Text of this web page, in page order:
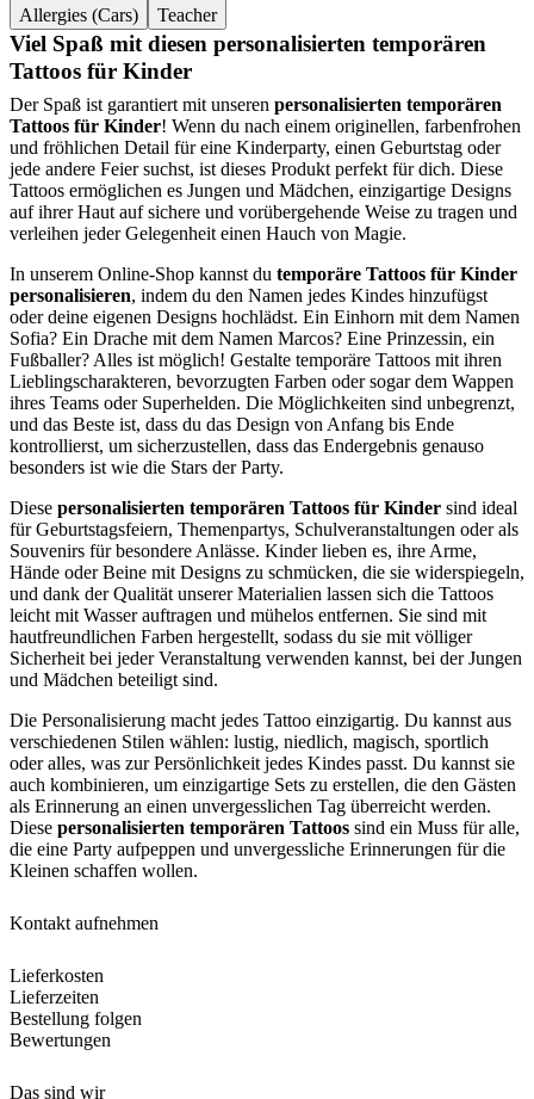
Allergies (Cars) Teacher
Viel Spaß mit diesen personalisierten temporären
Tattoos für Kinder
Der Spaß ist garantiert mit unseren personalisierten temporären
Tattoos für Kinder! Wenn du nach einem originellen, farbenfrohen
und fröhlichen Detail für eine Kinderparty, einen Geburtstag oder
jede andere Feier suchst, ist dieses Produkt perfekt für dich. Diese
Tattoos ermöglichen es Jungen und Mädchen, einzigartige Designs
auf ihrer Haut auf sichere und vorübergehende Weise zu tragen und
verleihen jeder Gelegenheit einen Hauch von Magie.
In unserem Online-Shop kannst du temporäre Tattoos für Kinder
personalisieren, indem du den Namen jedes Kindes hinzufügst
oder deine eigenen Designs hochlädst. Ein Einhorn mit dem Namen
Sofia? Ein Drache mit dem Namen Marcos? Eine Prinzessin, ein
Fußballer? Alles ist möglich! Gestalte temporäre Tattoos mit ihren
Lieblingscharakteren, bevorzugten Farben oder sogar dem Wappen
ihres Teams oder Superhelden. Die Möglichkeiten sind unbegrenzt,
und das Beste ist, dass du das Design von Anfang bis Ende
kontrollierst, um sicherzustellen, dass das Endergebnis genauso
besonders ist wie die Stars der Party.
Diese personalisierten temporären Tattoos für Kinder sind ideal
für Geburtstagsfeiern, Themenpartys, Schulveranstaltungen oder als
Souvenirs für besondere Anlässe. Kinder lieben es, ihre Arme,
Hände oder Beine mit Designs zu schmücken, die sie widerspiegeln,
und dank der Qualität unserer Materialien lassen sich die Tattoos
leicht mit Wasser auftragen und mühelos entfernen. Sie sind mit
hautfreundlichen Farben hergestellt, sodass du sie mit völliger
Sicherheit bei jeder Veranstaltung verwenden kannst, bei der Jungen
und Mädchen beteiligt sind.
Die Personalisierung macht jedes Tattoo einzigartig. Du kannst aus
verschiedenen Stilen wählen: lustig, niedlich, magisch, sportlich
oder alles, was zur Persönlichkeit jedes Kindes passt. Du kannst sie
auch kombinieren, um einzigartige Sets zu erstellen, die den Gästen
als Erinnerung an einen unvergesslichen Tag überreicht werden.
Diese personalisierten temporären Tattoos sind ein Muss für alle,
die eine Party aufpeppen und unvergessliche Erinnerungen für die
Kleinen schaffen wollen.
Kontakt aufnehmen
Lieferkosten
Lieferzeiten
Bestellung folgen
Bewertungen
Das sind wir